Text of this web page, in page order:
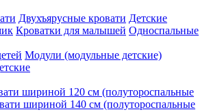
Двухъярусные кровати Детские
Кроватки для малышей Односпальные
Модули (модульные детские)
шириной 120 см (полутороспальные
шириной 140 см (полутороспальные